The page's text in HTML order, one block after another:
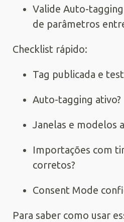
Valide Auto-
de parâmetros
Checklist rápido:
Tag publicada e
Auto-tagging ativo?
Janelas e modelos
Importações com
corretos?
Consent Mode
Para saber como usar